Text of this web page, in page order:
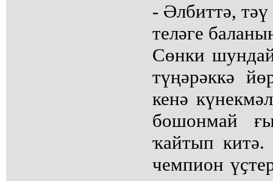
- Әлбиттә,
теләге
Сөнки
түңәрәккә
кенә
бошонмай
ҡайтып китә.
чемпион